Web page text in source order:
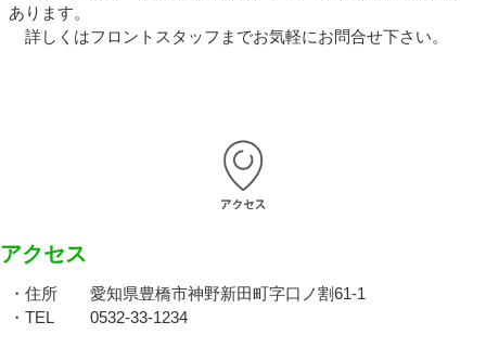
あります。
詳しくはフロントスタッフまでお気軽にお問合せ下さい。
アクセス
・住所 愛知県豊橋市神野新田町字口ノ割61-1
・TEL 0532-33-1234